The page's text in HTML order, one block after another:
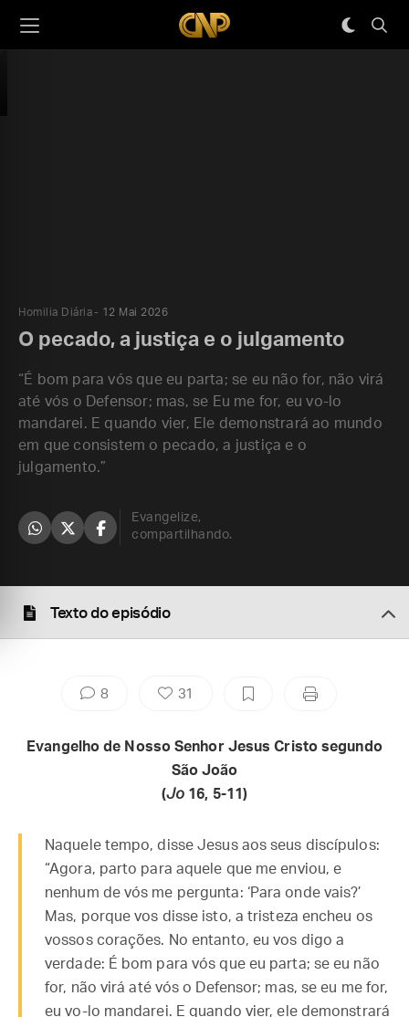
Homilia Diária 12 Mai 2026
O pecado, a justiça e o julgamento
“É bom para vós que eu parta; se eu não for, não virá
até vós o Defensor; mas, se Eu me for, eu vo-lo
mandarei. E quando vier, Ele demonstrará ao mundo
em que consistem o pecado, a justiça e o
julgamento.”
Evangelize,
compartilhando.
Texto do episódio
8 31
Evangelho de Nosso Senhor Jesus Cristo segundo
São João
(Jo 16, 5-11)
Naquele tempo, disse Jesus aos seus discípulos:
“Agora, parto para aquele que me enviou, e
nenhum de vós me pergunta: ‘Para onde vais?’
Mas, porque vos disse isto, a tristeza encheu os
vossos corações. No entanto, eu vos digo a
verdade: É bom para vós que eu parta; se eu não
for, não virá até vós o Defensor; mas, se eu me for,
eu vo-lo mandarei. E quando vier, ele demonstrará